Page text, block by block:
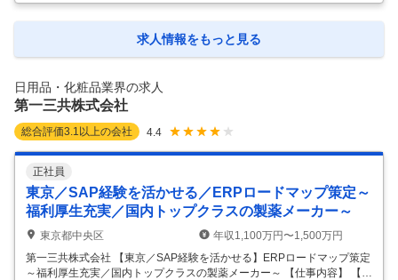
験スタートもOK！研修体制も充実◎女性も活躍中♪注射剤の検査・包装
／国内大手製薬メーカー／基本は日勤・年休123日 ＼求人の魅力ポイン
ト ★日本を代表する大手製薬メーカー「武田薬品工業」の大阪工場に
能 ★
求人情報をもっと見る
日用品・化粧品業界の求人
第一三共株式会社
総合評価3.1 以上の会社 4.4
正社員
東京／SAP経験を活かせる／ERPロードマップ策定～
福利厚生充実／国内トップクラスの製薬メーカー～
東京都中央区
年収1,100万円〜1,500万円
第一三共株式会社 【東京／SAP経験を活かせる】ERPロードマップ策定
～福利厚生充実／国内トップクラスの製薬メーカー～ 【仕事内容】 【東